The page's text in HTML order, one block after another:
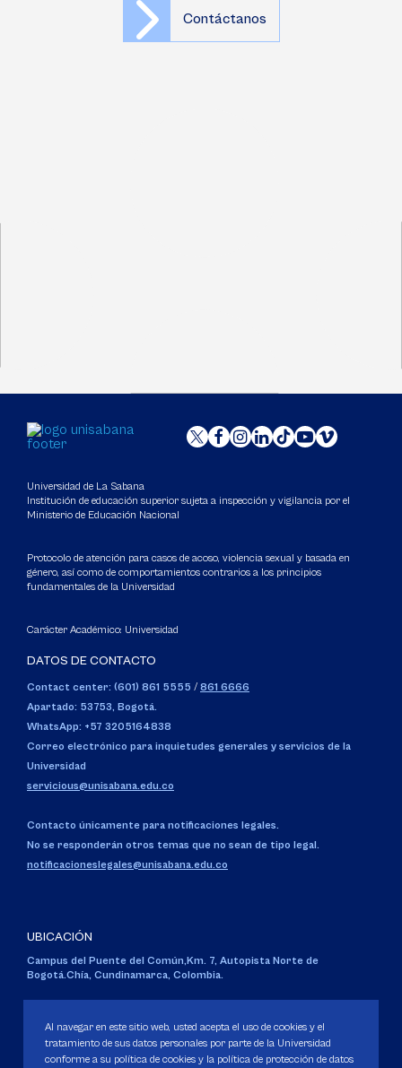
Contáctanos
Universidad de La Sabana
Institución de educación superior sujeta a inspección y vigilancia por el
Ministerio de Educación Nacional
Protocolo de atención para casos de acoso, violencia sexual y basada en
género, así como de comportamientos contrarios a los principios
fundamentales de la Universidad
Carácter Académico: Universidad
DATOS DE CONTACTO
Contact center: (601) 861 5555 / 861 6666
Apartado: 53753, Bogotá.
WhatsApp: +57 3205164838
Correo electrónico para inquietudes generales y servicios de la
Universidad
servicious@unisabana.edu.co
Contacto únicamente para notificaciones legales.
No se responderán otros temas que no sean de tipo legal.
notificacioneslegales@unisabana.edu.co
UBICACIÓN
Campus del Puente del Común,Km. 7, Autopista Norte de
Bogotá.Chía, Cundinamarca, Colombia.
Personería Jurídica:Resolución 130 del 14 de enero de 1980.
Ministerio de Educación Nacional.
Al navegar en este sitio web, usted acepta el uso de cookies y el
tratamiento de sus datos personales por parte de la Universidad
conforme a su política de cookies y la política de protección de datos